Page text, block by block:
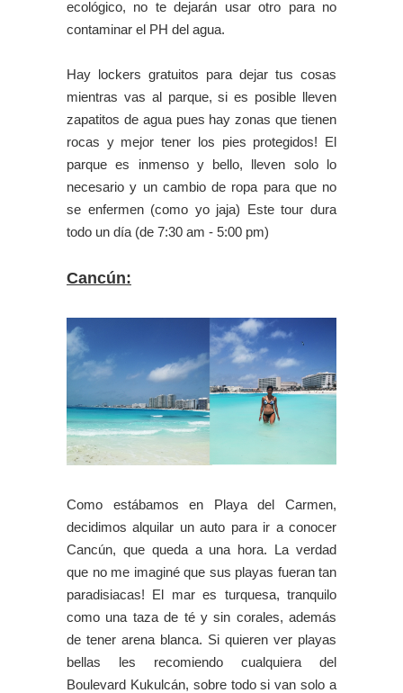
ecológico, no te dejarán usar otro para no
contaminar el PH del agua.
Hay lockers gratuitos para dejar tus cosas
mientras vas al parque, si es posible lleven
zapatitos de agua pues hay zonas que tienen
rocas y mejor tener los pies protegidos! El
parque es inmenso y bello, lleven solo lo
necesario y un cambio de ropa para que no
se enfermen (como yo jaja) Este tour dura
todo un día (de 7:30 am - 5:00 pm)
Cancún:
Como estábamos en Playa del Carmen,
decidimos alquilar un auto para ir a conocer
Cancún, que queda a una hora. La verdad
que no me imaginé que sus playas fueran tan
paradisiacas! El mar es turquesa, tranquilo
como una taza de té y sin corales, además
de tener arena blanca. Si quieren ver playas
bellas les recomiendo cualquiera del
Boulevard Kukulcán, sobre todo si van solo a